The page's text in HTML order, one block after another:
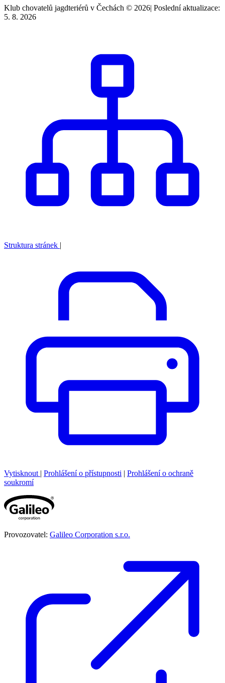
Klub chovatelů jagdteriérů v Čechách © 2026| Poslední aktualizace:
5. 8. 2026
Struktura stránek |
Vytisknout | Prohlášení o přístupnosti | Prohlášení o ochraně
soukromí
Provozovatel: Galileo Corporation s.r.o.